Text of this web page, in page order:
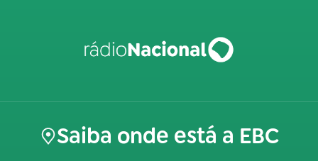
Saiba onde está a EBC